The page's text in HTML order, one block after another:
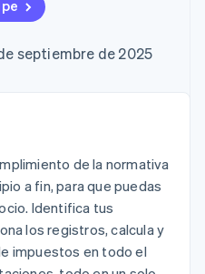
Sigma
dinero
IA
los
y ocio
por
por
de
ventas
en socio
septiembre de 2025
de la normativa
a fin, para que puedas
Identifica tus
los registros, calcula y
impuestos en todo el